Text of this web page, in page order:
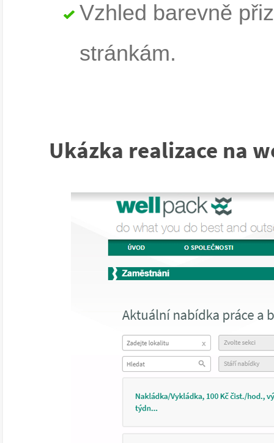
Vzhled barevně
stránkám.
Ukázka realizace na